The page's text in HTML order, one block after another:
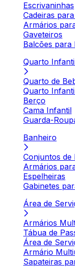
Escrivaninhas
Cadeiras
Armários
Gaveteiros
Balcões para
Quarto
Quarto de
Quarto
Berço
Cama Infantil
Guarda-
Banheiro
Conjuntos de
Armários
Espelheiras
Gabinetes
Área de
Armários
Tábua de
Área de
Armário
Sapateiras